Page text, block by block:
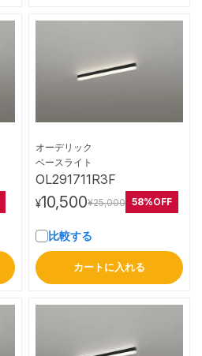
オーデリック
ベースライト
OL291711R3F
¥10,500¥25,000 58%OFF
比較する
カートに入れる